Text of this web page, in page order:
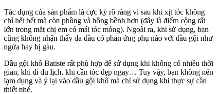
Tác dụng của sản phẩm là cực kỳ rõ ràng vì sau khi xịt tóc không
chỉ hết bết mà còn phồng và bồng bềnh hơn (đây là điểm cộng rất
lớn trong mắt chị em có mái tóc mỏng). Ngoài ra, khi sử dụng, bạn
cũng không nhận thấy da đầu có phản ứng phụ nào với dầu gội như
ngứa hay bị gàu.
Dầu gội khô Batiste rất phù hợp để sử dụng khi không có nhiều thời
gian, khi đi du lịch, khi cần tóc đẹp ngay… Tuy vậy, bạn không nên
lạm dụng và ỷ lại vào dầu gội khô mà chỉ sử dụng khi thực sự cần
thiết nhé.